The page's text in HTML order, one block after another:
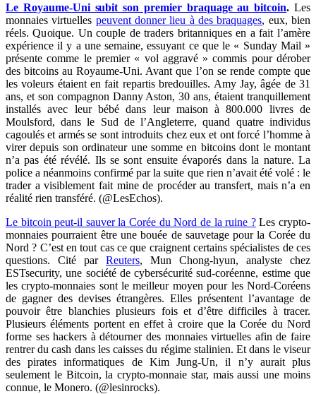
Le Royaume-Uni subit son premier braquage au bitcoin. Les
monnaies virtuelles peuvent donner lieu à des braquages, eux, bien
réels. Quoique. Un couple de traders britanniques en a fait l’amère
expérience il y a une semaine, essuyant ce que le « Sunday Mail »
présente comme le premier « vol aggravé » commis pour dérober
des bitcoins au Royaume-Uni. Avant que l’on se rende compte que
les voleurs étaient en fait repartis bredouilles. Amy Jay, âgée de 31
ans, et son compagnon Danny Aston, 30 ans, étaient tranquillement
installés avec leur bébé dans leur maison à 800.000 livres de
Moulsford, dans le Sud de l’Angleterre, quand quatre individus
cagoulés et armés se sont introduits chez eux et ont forcé l’homme à
virer depuis son ordinateur une somme en bitcoins dont le montant
n’a pas été révélé. Ils se sont ensuite évaporés dans la nature. La
police a néanmoins confirmé par la suite que rien n’avait été volé : le
trader a visiblement fait mine de procéder au transfert, mais n’a en
réalité rien transféré. (@LesEchos).
Le bitcoin peut-il sauver la Corée du Nord de la ruine ?Les crypto-
monnaies pourraient être une bouée de sauvetage pour la Corée du
Nord ? C’est en tout cas ce que craignent certains spécialistes de ces
questions. Cité par Reuters, Mun Chong-hyun, analyste chez
ESTsecurity, une société de cybersécurité sud-coréenne, estime que
les crypto-monnaies sont le meilleur moyen pour les Nord-Coréens
de gagner des devises étrangères. Elles présentent l’avantage de
pouvoir être blanchies plusieurs fois et d’être difficiles à tracer.
Plusieurs éléments portent en effet à croire que la Corée du Nord
forme ses hackers à détourner des monnaies virtuelles afin de faire
rentrer du cash dans les caisses du régime stalinien. Et dans le viseur
des pirates informatiques de Kim Jung-Un, il n’y aurait plus
seulement le Bitcoin, la crypto-monnaie star, mais aussi une moins
connue, le Monero. (@lesinrocks).